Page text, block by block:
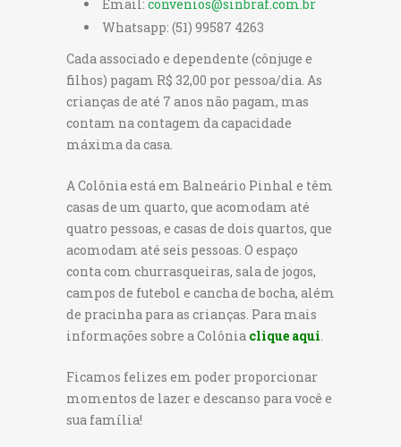
Email: convenios@sinbraf.com.br
Whatsapp: (51) 99587 4263
Cada associado e dependente (cônjuge e
filhos) pagam R$ 32,00 por pessoa/dia. As
crianças de até 7 anos não pagam, mas
contam na contagem da capacidade
máxima da casa.
A Colônia está em Balneário Pinhal e têm
casas de um quarto, que acomodam até
quatro pessoas, e casas de dois quartos, que
acomodam até seis pessoas. O espaço
conta com churrasqueiras, sala de jogos,
campos de futebol e cancha de bocha, além
de pracinha para as crianças. Para mais
informações sobre a Colônia clique aqui.
Ficamos felizes em poder proporcionar
momentos de lazer e descanso para você e
sua família!